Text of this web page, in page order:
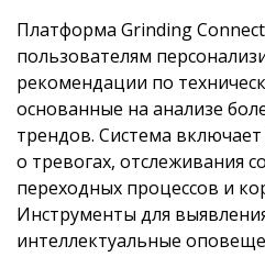
Платформа Grinding
пользователям
рекомендации по
основанные на анализе
трендов. Система
о тревогах, отслеживания
переходных процессов и
Инструменты для
интеллектуальные